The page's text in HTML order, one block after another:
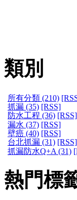
類別
所有分類 (210)
抓漏 (35) [RSS]
防水工程 (36) [RSS]
漏水 (37) [RSS]
壁癌 (40) [RSS]
台北抓漏 (31) [RSS]
抓漏防水Q+A (31)
熱門標